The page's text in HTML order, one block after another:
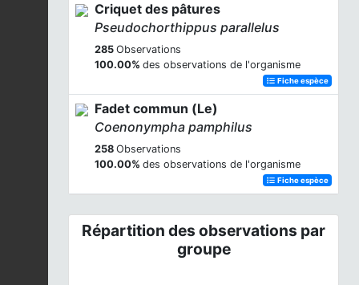
Criquet des pâtures
Pseudochorthippus parallelus
285 Observations
100.00% des observations de l'organisme
Fiche espèce
Fadet commun (Le)
Coenonympha pamphilus
258 Observations
100.00% des observations de l'organisme
Fiche espèce
Répartition des observations par
groupe